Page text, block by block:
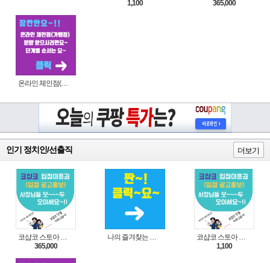
1,100
365,000
온라인 체인점(가맹점) 분양순서(필독)
인기 정치인/선출직 더보기
코샵코 스토아 입점 1년 이용권
365,000
나의 즐겨찾는 상품 리스트로 편리하게 주문하세요~(쿠팡 다이나믹 배너)
코샵코 스토아 입점 1일 이용권
1,100